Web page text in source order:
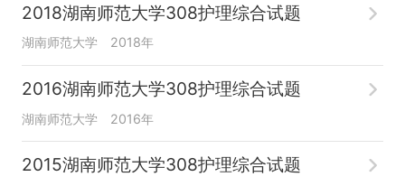
2018湖南师范大学308护理综合试题
湖南师范大学 2018年
2016湖南师范大学308护理综合试题
湖南师范大学 2016年
2015湖南师范大学308护理综合试题